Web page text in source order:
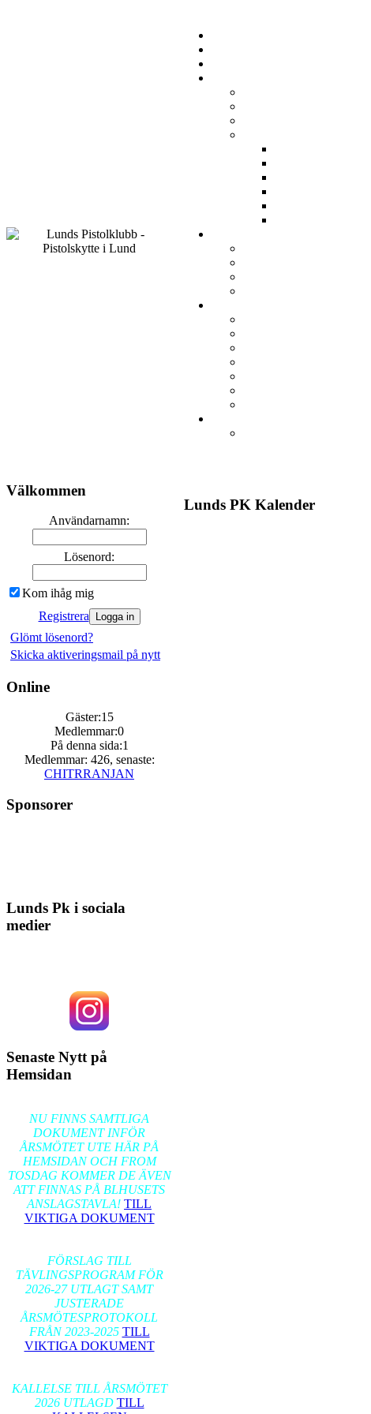
Välkommen
Användarnamn:
Lösenord:
Kom ihåg mig
Registrera
Glömt lösenord?
Skicka aktiveringsmail på nytt
Online
Gäster:15
Medlemmar:0
På denna sida:1
Medlemmar: 426, senaste:
CHITRRANJAN
Sponsorer
Lunds Pk i sociala
medier
Senaste Nytt på
Hemsidan
NU FINNS SAMTLIGA
DOKUMENT INFÖR
ÅRSMÖTET UTE HÄR PÅ
HEMSIDAN OCH FROM
TOSDAG KOMMER DE ÄVEN
ATT FINNAS PÅ BLHUSETS
ANSLAGSTAVLA! TILL
VIKTIGA DOKUMENT
FÖRSLAG TILL
TÄVLINGSPROGRAM FÖR
2026-27 UTLAGT SAMT
JUSTERADE
ÅRSMÖTESPROTOKOLL
FRÅN 2023-2025 TILL
VIKTIGA DOKUMENT
KALLELSE TILL ÅRSMÖTET
2026 UTLAGD TILL
Lunds PK Kalender